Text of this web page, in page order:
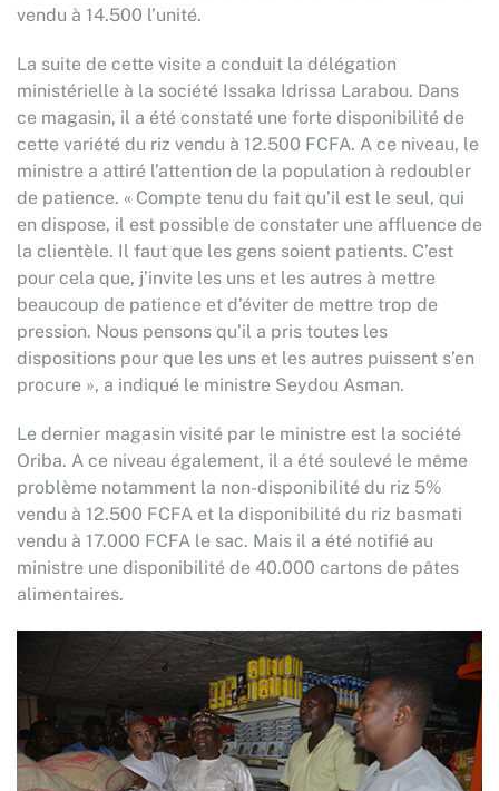
vendu à 14.500 l’unité.
La suite de cette visite a conduit la délégation
ministérielle à la société Issaka Idrissa Larabou. Dans
ce magasin, il a été constaté une forte disponibilité de
cette variété du riz vendu à 12.500 FCFA. A ce niveau, le
ministre a attiré l’attention de la population à redoubler
de patience. « Compte tenu du fait qu’il est le seul, qui
en dispose, il est possible de constater une affluence de
la clientèle. Il faut que les gens soient patients. C’est
pour cela que, j’invite les uns et les autres à mettre
beaucoup de patience et d’éviter de mettre trop de
pression. Nous pensons qu’il a pris toutes les
dispositions pour que les uns et les autres puissent s’en
procure », a indiqué le ministre Seydou Asman.
Le dernier magasin visité par le ministre est la société
Oriba. A ce niveau également, il a été soulevé le même
problème notamment la non-disponibilité du riz 5%
vendu à 12.500 FCFA et la disponibilité du riz basmati
vendu à 17.000 FCFA le sac. Mais il a été notifié au
ministre une disponibilité de 40.000 cartons de pâtes
alimentaires.